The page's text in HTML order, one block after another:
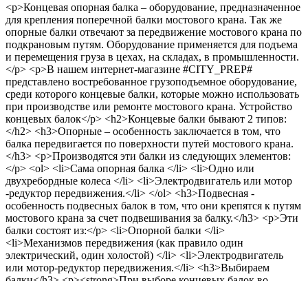
<p>Концевая опорная балка – оборудование, предназначенное
для крепления поперечной балки мостового крана. Так же
опорные балки отвечают за передвижение мостового крана по
подкрановым путям. Оборудование применяется для подъема
и перемещения груза в цехах, на складах, в промышленности.
</p> <p>В нашем интернет-магазине #CITY_PREP#
представлено востребованное грузоподъемное оборудование,
среди которого концевые балки, которые можно использовать
при производстве или ремонте мостового крана. Устройство
концевых балок</p> <h2>Концевые балки бывают 2 типов:
</h2> <h3>Опорные – особенность заключается в том, что
балка передвигается по поверхности путей мостового крана.
</h3> <p>Производятся эти балки из следующих элементов:
</p> <ol> <li>Сама опорная балка </li> <li>Одно или
двухребордные колеса </li> <li>Электродвигатель или мотор
-редуктор передвижения.</li> </ol> <h3>Подвесная -
особенность подвесных балок в том, что они крепятся к путям
мостового крана за счет подвешивания за балку.</h3> <p>Эти
балки состоят из:</p> <li>Опорной балки </li>
<li>Механизмов передвижения (как правило один
электрический, один холостой) </li> <li>Электродвигатель
или мотор-редуктор передвижения.</li> <h3>Выбираем